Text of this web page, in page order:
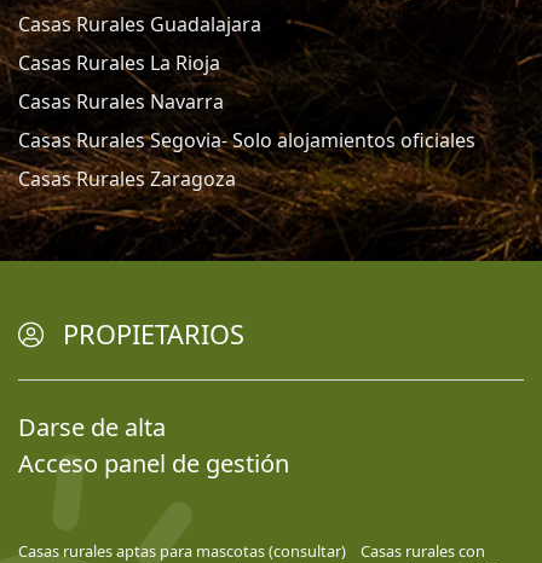
Casas Rurales Guadalajara
Casas Rurales La Rioja
Casas Rurales Navarra
Casas Rurales Segovia- Solo alojamientos oficiales
Casas Rurales Zaragoza
PROPIETARIOS
Darse de alta
Acceso panel de gestión
Casas rurales aptas para mascotas (consultar)
Casas rurales con